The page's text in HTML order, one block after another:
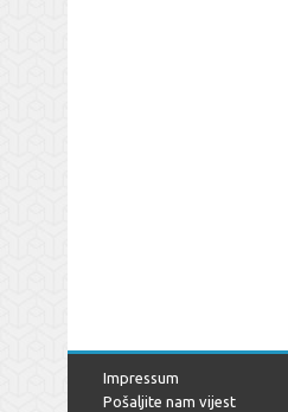
Impressum
Pošaljite nam vijest